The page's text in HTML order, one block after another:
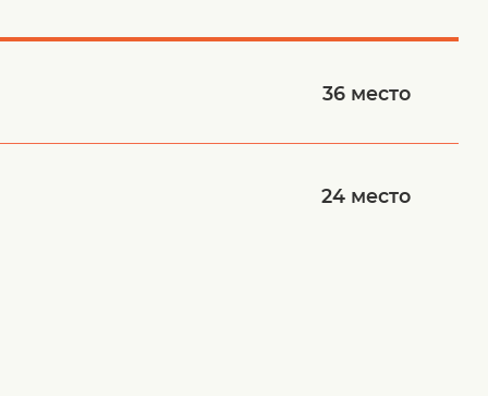
36 место
24 место